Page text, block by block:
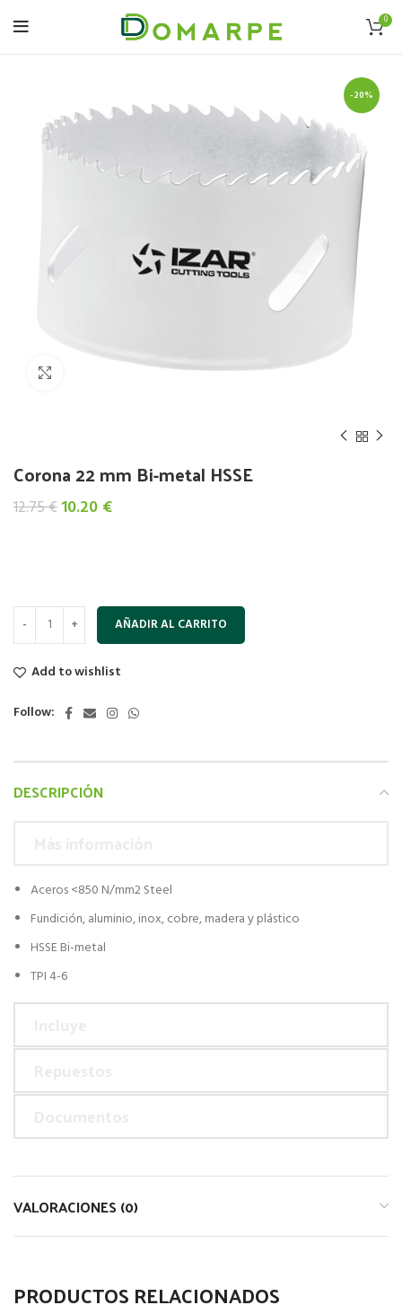
0
-20%
Corona 22 mm Bi-metal HSSE
12.75€El
10.20 €El
AÑADIR AL CARRITO
Add to wishlist
Follow:
DESCRIPCIÓN
Aceros <850 N/mm2 Steel
Fundición, aluminio, inox, cobre, madera y plástico
HSSE Bi-metal
TPI 4-6
VALORACIONES (0)
PRODUCTOS RELACIONADOS